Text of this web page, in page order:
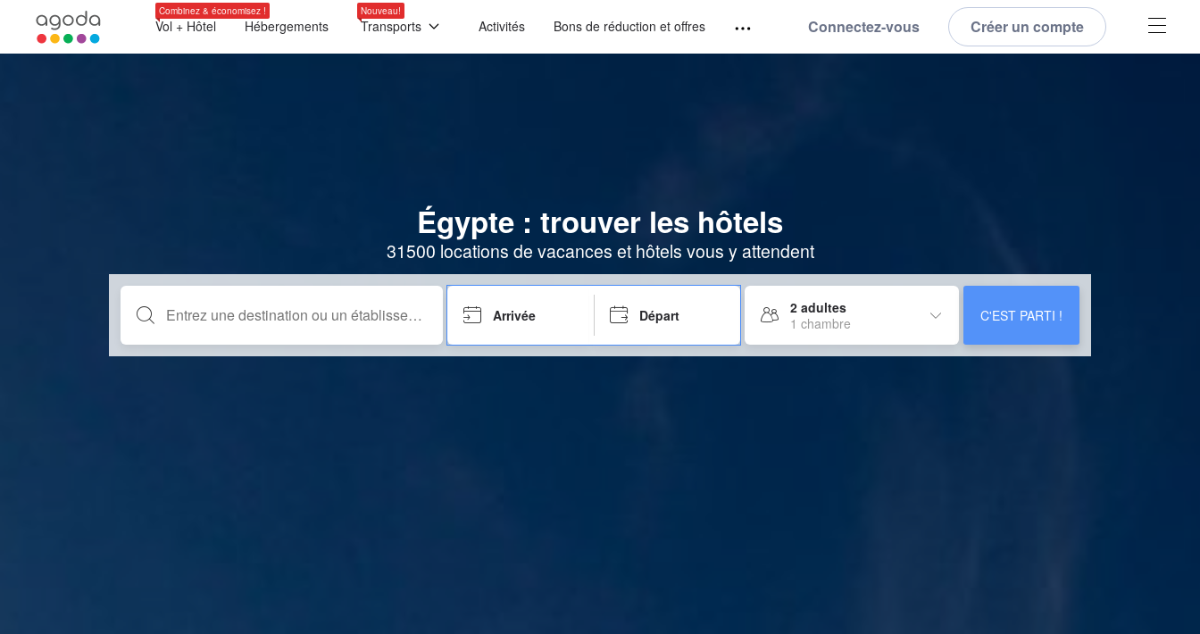
Combinez & économisez !
Vol + Hôtel Hébergements
Nouveau!
Transports Activités Bons de réduction et offres Connectez-vous Créer un compte
Égypte : trouver les hôtels
31500 locations de vacances et hôtels vous y attendent
Arrivée Départ
2 adultes
1 chambre
C'EST PARTI !